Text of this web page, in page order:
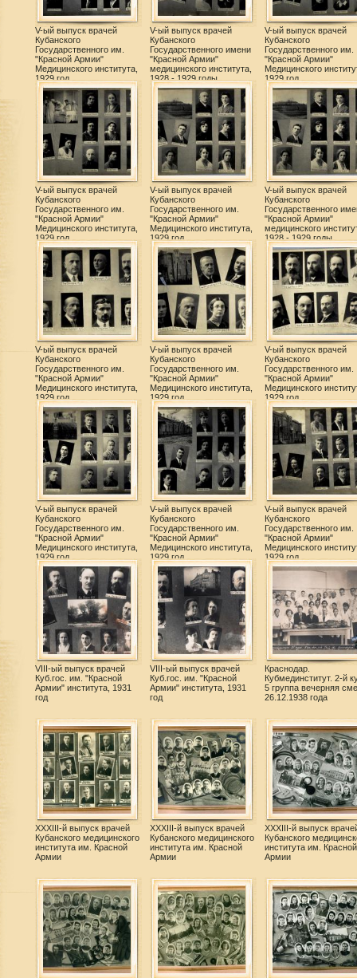
V-ый выпуск врачей
Кубанского
Государственного им.
"Красной Армии"
Медицинского института,
1929 год
V-ый выпуск врачей
Кубанского
Государственного имени
"Красной Армии"
медицинского института,
1928 - 1929 годы
V-ый выпуск врачей
Кубанского
Государственного им.
"Красной Армии"
Медицинского
1929 год
V-ый выпуск врачей
Кубанского
Государственного им.
"Красной Армии"
Медицинского института,
1929 год
V-ый выпуск врачей
Кубанского
Государственного им.
"Красной Армии"
Медицинского института,
1929 год
V-ый выпуск врачей
Кубанского
Государственного
"Красной Армии"
медицинского
1928 - 1929 годы
V-ый выпуск врачей
Кубанского
Государственного им.
"Красной Армии"
Медицинского института,
1929 год
V-ый выпуск врачей
Кубанского
Государственного им.
"Красной Армии"
Медицинского института,
1929 год
V-ый выпуск врачей
Кубанского
Государственного им.
"Красной Армии"
Медицинского
1929 год
V-ый выпуск врачей
Кубанского
Государственного им.
"Красной Армии"
Медицинского института,
1929 год
V-ый выпуск врачей
Кубанского
Государственного им.
"Красной Армии"
Медицинского института,
1929 год
V-ый выпуск врачей
Кубанского
Государственного им.
"Красной Армии"
Медицинского
1929 год
VIII-ый выпуск врачей
Куб.гос. им. "Красной
Армии" института, 1931
год
VIII-ый выпуск врачей
Куб.гос. им. "Красной
Армии" института, 1931
год
Краснодар.
Кубмединститут. 2-й
5 группа вечерняя
26.12.1938 года
XXXIII-й выпуск врачей
Кубанского медицинского
института им. Красной
Армии
XXXIII-й выпуск врачей
Кубанского медицинского
института им. Красной
Армии
XXXIII-й выпуск
Кубанского
института им. Красной
Армии